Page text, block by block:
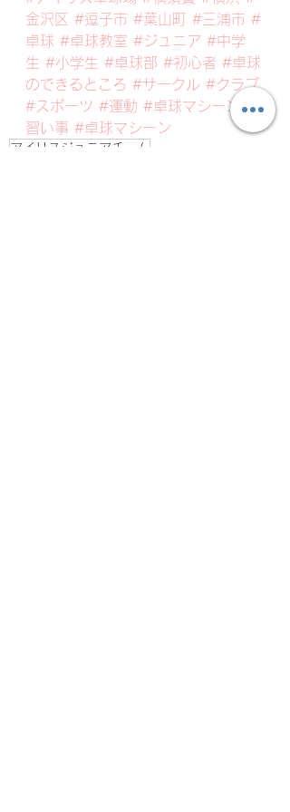
金沢区 #逗子市 #葉山町 #三浦市 #
卓球 #卓球教室 #ジュニア #中学
生 #小学生 #卓球部 #初心者 #卓球
のできるところ #サークル #クラブ
#スポーツ #運動 #卓球マシーン
#
習い事 #卓球マシーン
アイリスジュニアチーム